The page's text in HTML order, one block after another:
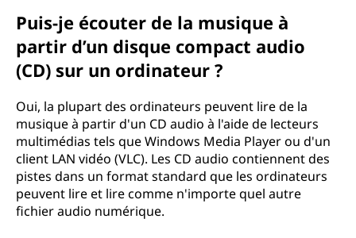
Puis-je écouter de la musique à
partir d’un disque compact audio
(CD) sur un ordinateur ?
Oui, la plupart des ordinateurs peuvent lire de la
musique à partir d'un CD audio à l'aide de lecteurs
multimédias tels que Windows Media Player ou d'un
client LAN vidéo (VLC). Les CD audio contiennent des
pistes dans un format standard que les ordinateurs
peuvent lire et lire comme n'importe quel autre
fichier audio numérique.